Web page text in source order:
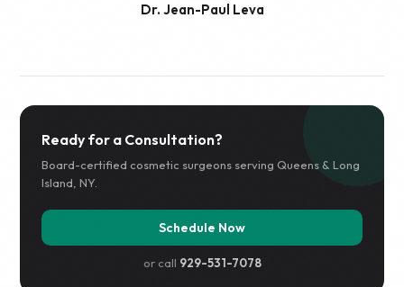
Dr. Jean-Paul Leva
Ready for a Consultation?
Board-certified cosmetic surgeons serving Queens & Long
Island, NY.
Schedule Now
or call 929-531-7078